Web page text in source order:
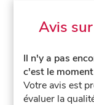
Avis
Il n'y a pas
c'est le
Votre avis est
évaluer la